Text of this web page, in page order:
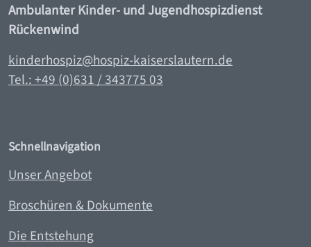
Ambulanter Kinder- und Jugendhospizdienst
Rückenwind
kinderhospiz@hospiz-kaiserslautern.de
Tel.: +49 (0)631 / 343775 03
Schnellnavigation
Unser Angebot
Broschüren & Dokumente
Die Entstehung